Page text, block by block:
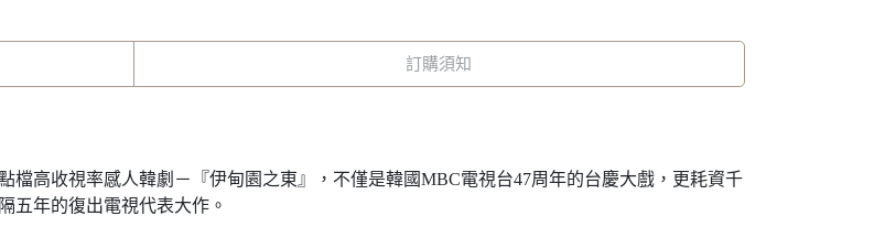
訂購須知
檔高收視率感人韓劇－『伊甸園之東』，不僅是韓國MBC電視台47周年的台慶大戲，更耗資千
五年的復出電視代表大作。